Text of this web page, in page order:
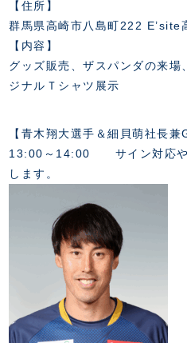
アクセス
Thesparkについて
お問い合わせ
【住所】
群馬県高崎市八島町222 E’site
【内容】
グッズ販売、ザスパンダの来場
ジナルＴシャツ展示
【青木翔大選手＆細貝萌社長兼
13:00～14:00 サイン対応や
します。